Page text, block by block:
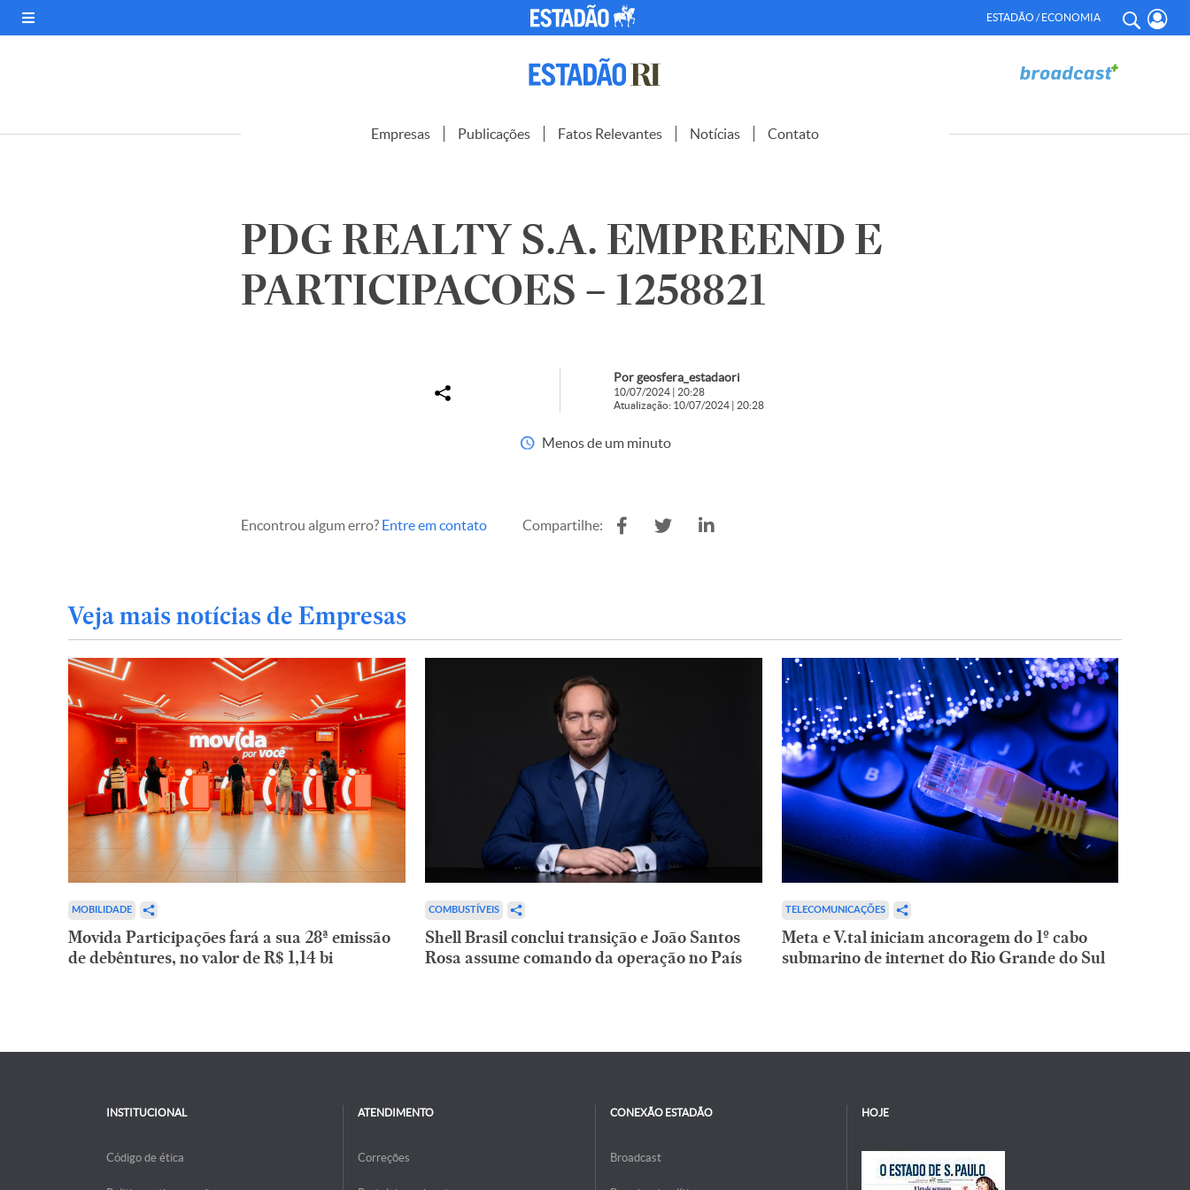
ESTADÃO / ECONOMIA
Empresas Publicações Fatos Relevantes Notícias Contato
PDG REALTY S.A. EMPREEND E
PARTICIPACOES – 1258821
Por geosfera_estadaori
10/07/2024 | 20:28
Atualização: 10/07/2024 | 20:28
Menos de um minuto
Encontrou algum erro? Entre em contato Compartilhe:
Veja mais notícias de Empresas
MOBILIDADE
Movida Participações fará a sua 28ª emissão
de debêntures, no valor de R$ 1,14 bi
COMBUSTÍVEIS
Shell Brasil conclui transição e João Santos
Rosa assume comando da operação no País
TELECOMUNICAÇÕES
Meta e V.tal iniciam ancoragem do 1º cabo
submarino de internet do Rio Grande do Sul
INSTITUCIONAL
Código de ética
ATENDIMENTO
Correções
CONEXÃO ESTADÃO
Broadcast
HOJE